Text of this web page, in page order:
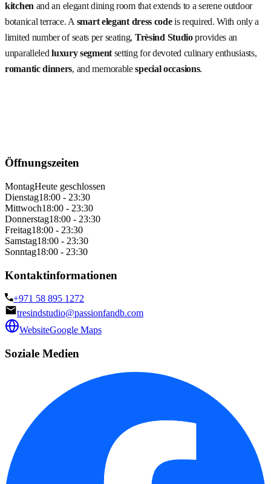
kitchenand an elegant dining room that extends to a serene outdoor
botanical terrace. Asmart elegant dress codeis required. With only a
limited number of seats per seating, Trèsind Studioprovides an
unparalleledluxury segmentsetting for devoted culinary enthusiasts,
romantic dinners, and memorablespecial occasions.
Öffnungszeiten
MontagHeute geschlossen
Dienstag18:00 - 23:30
Mittwoch18:00 - 23:30
Donnerstag18:00 - 23:30
Freitag18:00 - 23:30
Samstag18:00 - 23:30
Sonntag18:00 - 23:30
Kontaktinformationen
+971 58 895 1272
tresindstudio@passionfandb.com
WebsiteGoogle Maps
Soziale Medien